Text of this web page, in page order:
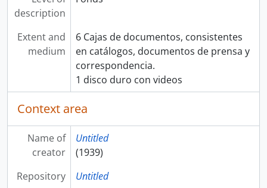
description
Extent and
medium
6 Cajas de documentos, consistentes
en catálogos, documentos de prensa y
correspondencia.
1 disco duro con videos
Context area
Name of
creator
Untitled
(1939)
Repository
Untitled